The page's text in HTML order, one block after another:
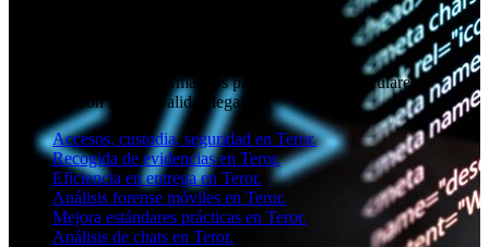
Informes periciales informáticos para empresas, particulares y
abogados con toda la validez legal.
Accesos, custodia, seguridad en Teror.
Recogida de evidencias en Teror.
Eficiencia en entrega en Teror.
Análisis forense móviles en Teror.
Mejora estándares prácticas en Teror.
Análisis de chats en Teror.